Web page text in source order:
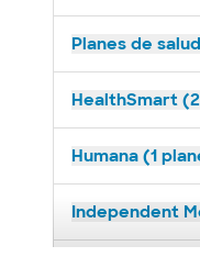
Planes de
HealthSmart
Humana (1
Independent